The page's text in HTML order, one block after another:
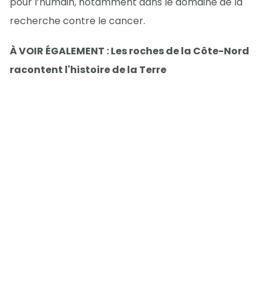
recherche contre le cancer.
À VOIR ÉGALEMENT : Les roches de la Côte-Nord
racontent l'histoire de la Terre